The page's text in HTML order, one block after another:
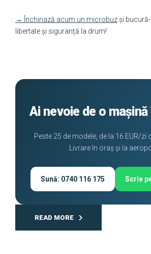
→ Închiriază acum un microbuzși
libertate și siguranță la drum!
Ai nevoie de o
Peste 25 de modele, de la 16 EUR/zi
Livrare în oraș și la
Sună: 0740 116 175 Scrie
READ MORE